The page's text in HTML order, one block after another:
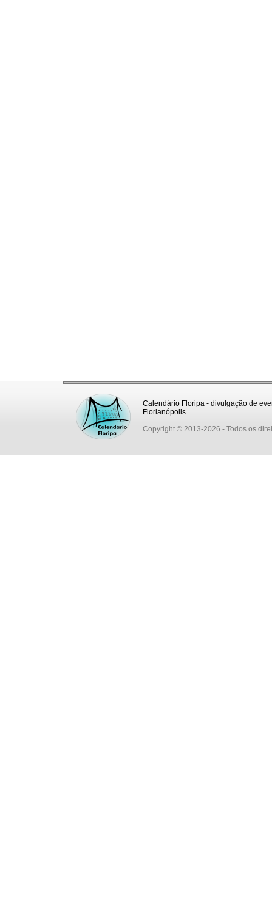
Calendário Floripa - divulgação de
Florianópolis
Copyright © 2013-2026 - Todos os